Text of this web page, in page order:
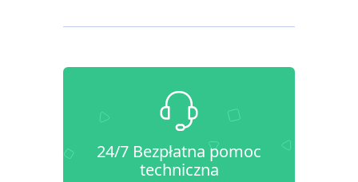
24/7 Bezpłatna pomoc
techniczna